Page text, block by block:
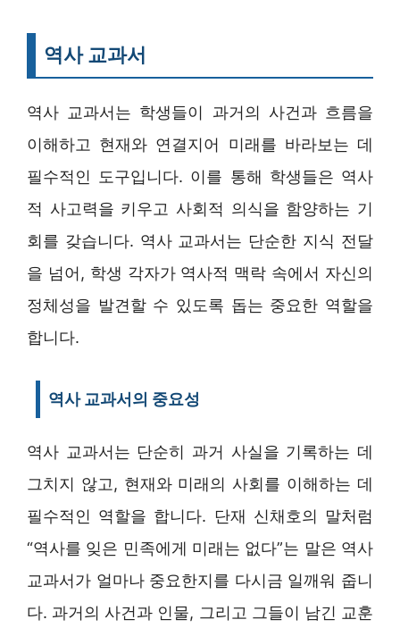
역사 교과서
역사 교과서는 학생들이 과거의 사건과 흐름을
이해하고 현재와 연결지어 미래를 바라보는 데
필수적인 도구입니다. 이를 통해 학생들은 역사
적 사고력을 키우고 사회적 의식을 함양하는 기
회를 갖습니다. 역사 교과서는 단순한 지식 전달
을 넘어, 학생 각자가 역사적 맥락 속에서 자신의
정체성을 발견할 수 있도록 돕는 중요한 역할을
합니다.
역사 교과서의 중요성
역사 교과서는 단순히 과거 사실을 기록하는 데
그치지 않고, 현재와 미래의 사회를 이해하는 데
필수적인 역할을 합니다. 단재 신채호의 말처럼
“역사를 잊은 민족에게 미래는 없다”는 말은 역사
교과서가 얼마나 중요한지를 다시금 일깨워 줍니
다. 과거의 사건과 인물, 그리고 그들이 남긴 교훈